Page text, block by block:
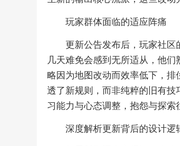
玩家群体面临的适应阵痛
更新公告发布后，玩家社
几天难免会感到无所适从，他
略因为地图改动而效率低下，
透了新规则，而非纯粹的旧有
习能力与心态调整，抱怨与探索
深度解析更新背后的设计逻